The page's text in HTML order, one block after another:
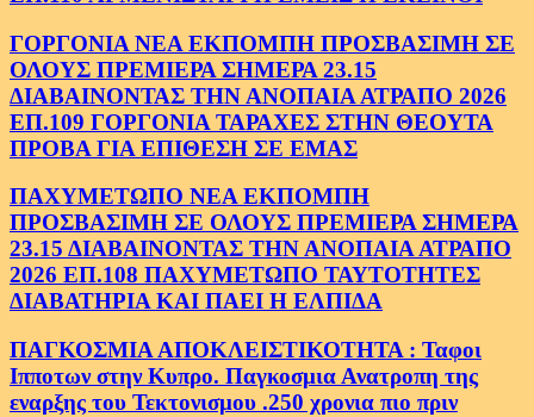
ΓΟΡΓΟΝΙΑ ΝΕΑ ΕΚΠΟΜΠΗ ΠΡΟΣΒΑΣΙΜΗ ΣΕ
ΟΛΟΥΣ ΠΡΕΜΙΕΡΑ ΣΗΜΕΡΑ 23.15
ΔΙΑΒΑΙΝΟΝΤΑΣ ΤΗΝ ΑΝΟΠΑΙΑ ΑΤΡΑΠΟ 2026
ΕΠ.109 ΓΟΡΓΟΝΙΑ ΤΑΡΑΧΕΣ ΣΤΗΝ ΘΕΟΥΤΑ
ΠΡΟΒΑ ΓΙΑ ΕΠΙΘΕΣΗ ΣΕ ΕΜΑΣ
ΠΑΧΥΜΕΤΩΠΟ ΝΕΑ ΕΚΠΟΜΠΗ
ΠΡΟΣΒΑΣΙΜΗ ΣΕ ΟΛΟΥΣ ΠΡΕΜΙΕΡΑ ΣΗΜΕΡΑ
23.15 ΔΙΑΒΑΙΝΟΝΤΑΣ ΤΗΝ ΑΝΟΠΑΙΑ ΑΤΡΑΠΟ
2026 ΕΠ.108 ΠΑΧΥΜΕΤΩΠΟ ΤΑΥΤΟΤΗΤΕΣ
ΔΙΑΒΑΤΗΡΙΑ ΚΑΙ ΠΑΕΙ Η ΕΛΠΙΔΑ
ΠΑΓΚΟΣΜΙΑ ΑΠΟΚΛΕΙΣΤΙΚΟΤΗΤΑ : Ταφοι
Ιπποτων στην Κυπρο. Παγκοσμια Ανατροπη της
εναρξης του Τεκτονισμου .250 χρονια πιο πριν